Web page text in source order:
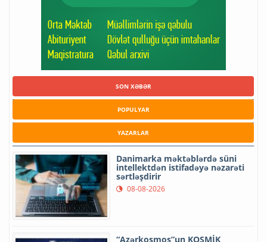
SON XƏBƏR
POPULYAR
YAZARLAR
Danimarka məktəblərdə süni
intellektdən istifadəyə nəzarəti
sərtləşdirir
08-08-2026
“Azərkosmos”un KOSMİK